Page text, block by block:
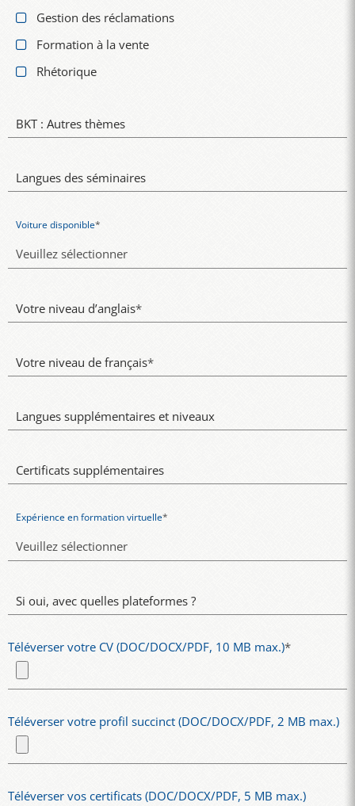
Gestion des réclamations
Formation à la vente
Rhétorique
BKT : Autres thèmes
Langues des séminaires
Voiture disponible*
Votre niveau d’anglais*
Votre niveau de français*
Langues supplémentaires et niveaux
Certificats supplémentaires
Expérience en formation virtuelle*
Si oui, avec quelles plateformes ?
Téléverser votre CV (DOC/DOCX/PDF, 10 MB max.)*
Téléverser votre profil succinct (DOC/DOCX/PDF, 2 MB max.)
Téléverser vos certificats (DOC/DOCX/PDF, 5 MB max.)